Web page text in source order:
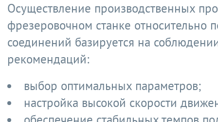
Осуществление производственных
фрезеровочном станке относительно
соединений базируется на
рекомендаций:
выбор оптимальных параметров;
настройка высокой скорости